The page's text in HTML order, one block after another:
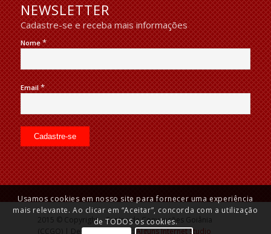
NEWSLETTER
Cadastre-se e receba mais informações
Nome*
Email*
2015 © Copyright – Centro de Convenções Goiânia
(CCGO) | Desenvolvido por:Alguns Internet Studio
Usamos cookies em nosso site para fornecer uma experiência
mais relevante. Ao clicar em “Aceitar”, concorda com a utilização
de TODOS os cookies.